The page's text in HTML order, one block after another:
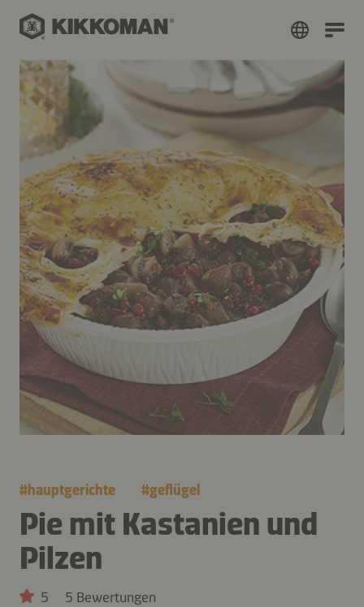
#hauptgerichte #geflügel
Pie mit Kastanien und
Pilzen
5 5 Bewertungen